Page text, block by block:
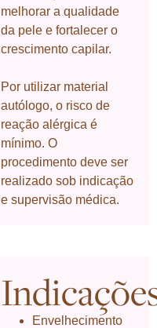
melhorar a qualidade
da pele e fortalecer o
crescimento capilar.
Por utilizar material
autólogo, o risco de
reação alérgica é
mínimo. O
procedimento deve ser
realizado sob indicação
e supervisão médica.
Envelhecimento